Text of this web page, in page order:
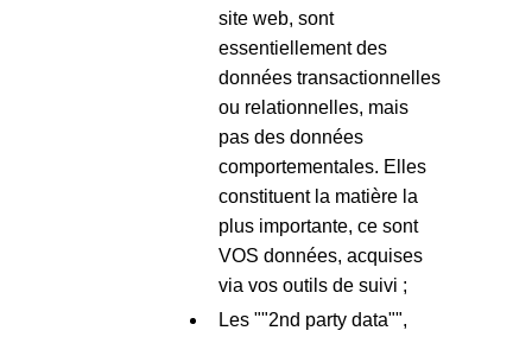
site web, sont
essentiellement des
données transactionnelles
ou relationnelles, mais
pas des données
comportementales. Elles
constituent la matière la
plus importante, ce sont
VOS données, acquises
via vos outils de suivi ;
Les ""2nd party data"",